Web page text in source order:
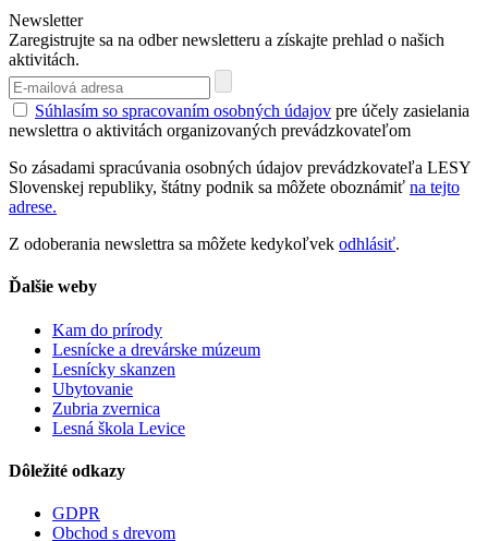
Newsletter
Zaregistrujte sa na odber newsletteru a získajte prehlad o našich
aktivitách.
Súhlasím so spracovaním osobných údajov pre účely zasielania
newslettra o aktivitách organizovaných prevádzkovateľom
So zásadami spracúvania osobných údajov prevádzkovateľa LESY
Slovenskej republiky, štátny podnik sa môžete oboznámiť na tejto
adrese.
Z odoberania newslettra sa môžete kedykoľvek odhlásiť.
Ďalšie weby
Kam do prírody
Lesnícke a drevárske múzeum
Lesnícky skanzen
Ubytovanie
Zubria zvernica
Lesná škola Levice
Dôležité odkazy
GDPR
Obchod s drevom